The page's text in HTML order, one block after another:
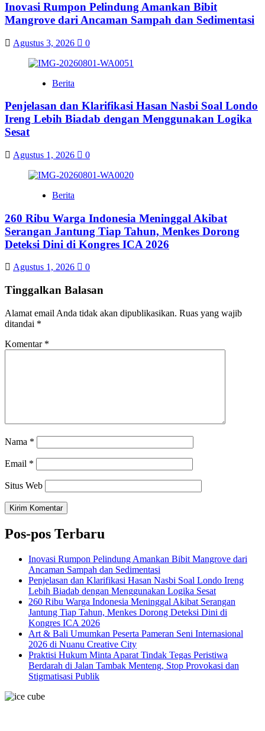
Inovasi Rumpon Pelindung Amankan Bibit
Mangrove dari Ancaman Sampah dan Sedimentasi
Agustus 3, 2026 0
Berita
Penjelasan dan Klarifikasi Hasan Nasbi Soal Londo
Ireng Lebih Biadab dengan Menggunakan Logika
Sesat
Agustus 1, 2026 0
Berita
260 Ribu Warga Indonesia Meninggal Akibat
Serangan Jantung Tiap Tahun, Menkes Dorong
Deteksi Dini di Kongres ICA 2026
Agustus 1, 2026 0
Tinggalkan Balasan
Alamat email Anda tidak akan dipublikasikan. Ruas yang wajib
ditandai *
Komentar *
Nama *
Email *
Situs Web
Pos-pos Terbaru
Inovasi Rumpon Pelindung Amankan Bibit Mangrove dari
Ancaman Sampah dan Sedimentasi
Penjelasan dan Klarifikasi Hasan Nasbi Soal Londo Ireng
Lebih Biadab dengan Menggunakan Logika Sesat
260 Ribu Warga Indonesia Meninggal Akibat Serangan
Jantung Tiap Tahun, Menkes Dorong Deteksi Dini di
Kongres ICA 2026
Art & Bali Umumkan Peserta Pameran Seni Internasional
2026 di Nuanu Creative City
Praktisi Hukum Minta Aparat Tindak Tegas Peristiwa
Berdarah di Jalan Tambak Menteng, Stop Provokasi dan
Stigmatisasi Publik